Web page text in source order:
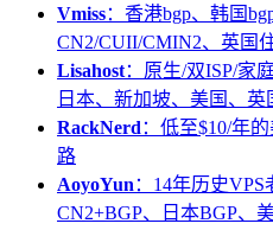
Vmiss：香港bgp、韩国
CN2/CUII/CMIN2、英国
Lisahost：原生/双ISP/家
日本、新加坡、美国、英
RackNerd ：低至$10/年
路
AoyoYun ：14年历史
CN2+BGP、日本BGP、